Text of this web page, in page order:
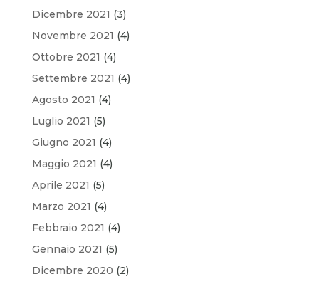
Dicembre 2021 (3)
Novembre 2021 (4)
Ottobre 2021 (4)
Settembre 2021 (4)
Agosto 2021 (4)
Luglio 2021 (5)
Giugno 2021 (4)
Maggio 2021 (4)
Aprile 2021 (5)
Marzo 2021 (4)
Febbraio 2021 (4)
Gennaio 2021 (5)
Dicembre 2020 (2)